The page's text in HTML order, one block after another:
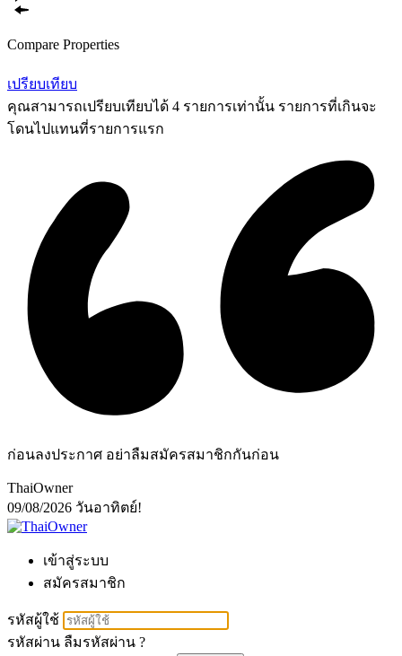
Compare Properties
เปรียบเทียบ
คุณสามารถเปรียบเทียบได้ 4 รายการเท่านั้น รายการที่เกินจะ
โดนไปแทนที่รายการแรก
ก่อนลงประกาศ อย่าลืมสมัครสมาชิกกันก่อน
ThaiOwner
09/08/2026 วันอาทิตย์!
เข้าสู่ระบบ
สมัครสมาชิก
รหัสผู้ใช้
รหัสผ่าน ลืมรหัสผ่าน ?